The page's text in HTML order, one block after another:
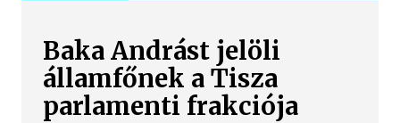
Baka Andrást jelöli
államfőnek a Tisza
parlamenti frakciója